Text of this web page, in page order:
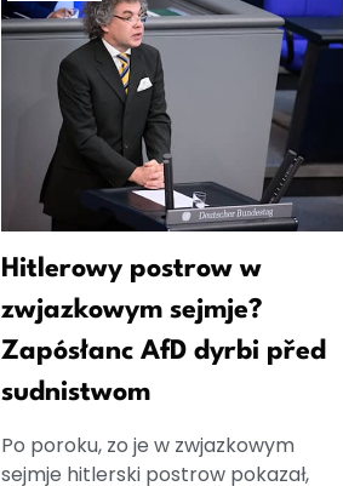
Hitlerowy postrow w
zwjazkowym sejmje?
Zapósłanc AfD dyrbi před
sudnistwom
Po poroku, zo je w zwjazkowym
sejmje hitlerski postrow pokazał,